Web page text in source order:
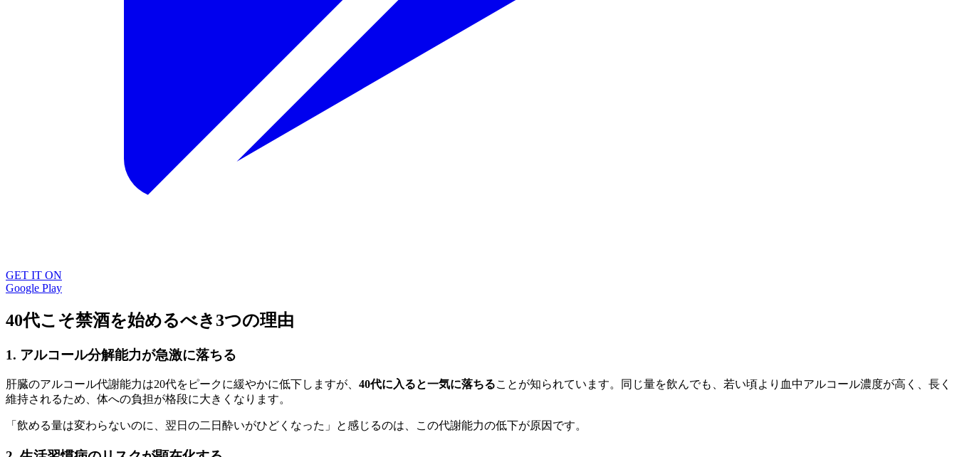
GET IT ON
Google Play
40代こそ禁酒を始めるべき3つの理由
1. アルコール分解能力が急激に落ちる
肝臓のアルコール代謝能力は20代をピークに緩やかに低下しますが、 40代に入ると一気に落ちることが知られています。同じ量を飲んでも、若い頃より血中アルコール濃度が高く、長く
維持されるため、体への負担が格段に大きくなります。
「飲める量は変わらないのに、翌日の二日酔いがひどくなった」と感じるのは、この代謝能力の低下が原因です。